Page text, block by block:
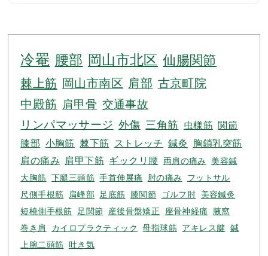
冷罨 腰部 岡山市北区 仙腸関節
棘上筋 岡山市南区 肩部 古京町院
中殿筋 肩甲骨 交通事故
リンパマッサージ 外傷 三角筋 虫様筋 関節
膝部 小胸筋 棘下筋 ストレッチ 鍼灸
胸鎖乳突筋
肩の痛み
肩甲下筋 ギックリ腰 両肩の痛み
美容鍼
大胸筋 下腿三頭筋 手首伸展痛 肘の痛み
フットサル
尺側手根筋
肩峰部 足底筋 膝関節 ゴルフ肘
美容鍼灸
短橈側手根筋
足関節 産後骨盤矯正 座骨神経痛
腋窩
巻き肩
カイロプラクティック 母指球筋 アキレス腱 鍼
上腕二頭筋 吐き気